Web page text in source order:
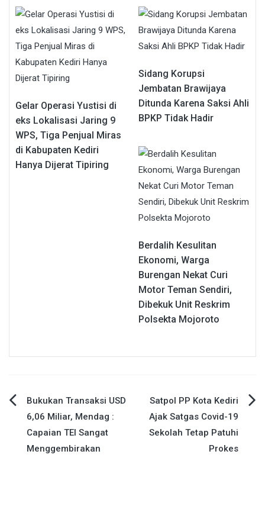
Gelar Operasi Yustisi di
eks Lokalisasi Jaring 9
WPS, Tiga Penjual Miras
di Kabupaten Kediri
Hanya Dijerat Tipiring
Sidang Korupsi
Jembatan Brawijaya
Ditunda Karena Saksi Ahli
BPKP Tidak Hadir
Berdalih Kesulitan
Ekonomi, Warga
Burengan Nekat Curi
Motor Teman Sendiri,
Dibekuk Unit Reskrim
Polsekta Mojoroto
Navigasi
pos
Bukukan Transaksi USD
6,06 Miliar, Mendag :
Capaian TEI Sangat
Menggembirakan
Satpol PP Kota Kediri
Ajak Satgas Covid-19
Sekolah Tetap Patuhi
Prokes